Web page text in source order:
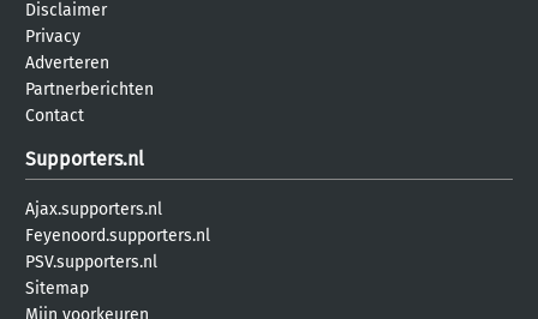
Disclaimer
Privacy
Adverteren
Partnerberichten
Contact
Supporters.nl
Ajax.supporters.nl
Feyenoord.supporters.nl
PSV.supporters.nl
Sitemap
Mijn voorkeuren